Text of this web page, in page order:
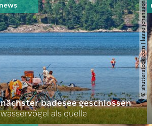
© shutterstock.com | lasse johansson
nächster badesee geschlossen
wasservögel als quelle